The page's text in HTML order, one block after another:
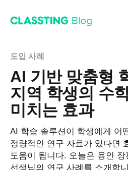
도입 사례
AI 기반 맞춤형
지역 학생의 수
미치는 효과
AI 학습 솔루션이 학생에게 어
정량적인 연구 자료가 있다면
도움이 됩니다. 오늘은 용인
선생님의 연구 사례를 소개합